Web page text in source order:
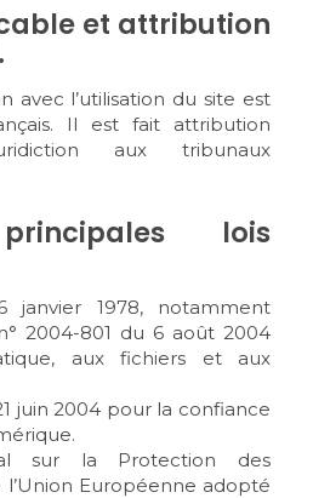
et attribution
avec l’utilisation du site est
Il est fait attribution
aux tribunaux
lois
1978, notamment
2004-801 du 6 août 2004
aux fichiers et aux
juin 2004 pour la confiance
sur la Protection des
l’Union Européenne adopté